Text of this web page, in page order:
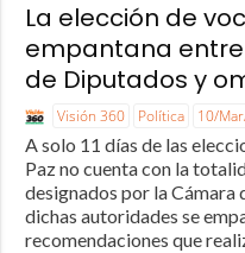
La elección de
empantana
de Diputados y
Visión 360 Política 10/
A solo 11 días de las
Paz no cuenta con la
designados por la Cámara
dichas autoridades se
recomendaciones que